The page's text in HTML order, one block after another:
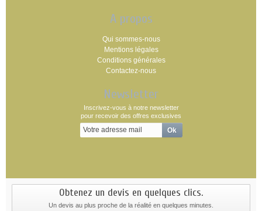
A propos
Qui sommes-nous
Mentions légales
Conditions générales
Contactez-nous
Newsletter
Inscrivez-vous à notre newsletter
pour recevoir des offres exclusives
Obtenez un devis en quelques clics.
Un devis au plus proche de la réalité en quelques minutes.